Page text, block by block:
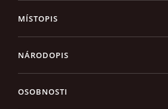
MÍSTOPIS
NÁRODOPIS
OSOBNOSTI